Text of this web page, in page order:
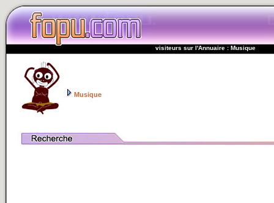
visiteurs sur l'Annuaire : Musique
Musique